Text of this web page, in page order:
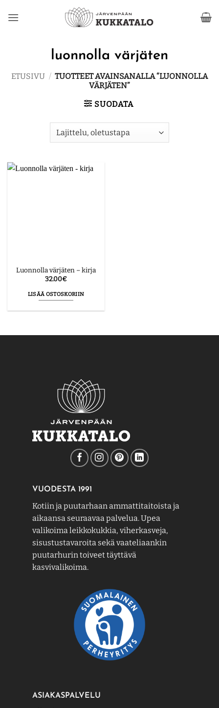
luonnolla värjäten
ETUSIVU / TUOTTEET AVAINSANALLA “LUONNOLLA
VÄRJÄTEN”
SUODATA
Luonnolla värjäten – kirja
32.00€
LISÄÄ OSTOSKORIIN
VUODESTA 1991
Kotiin ja puutarhaan ammattitaitoista ja
aikaansa seuraavaa palvelua. Upea
valikoima leikkokukkia, viherkasveja,
sisustustavaroita sekä vaateliaankin
puutarhurin toiveet täyttävä
kasvivalikoima.
ASIAKASPALVELU